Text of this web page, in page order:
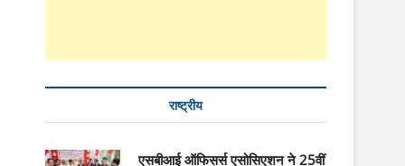
राष्ट्रीय
एसबीआई ऑफिसर्स एसोसिएशन ने 25वीं